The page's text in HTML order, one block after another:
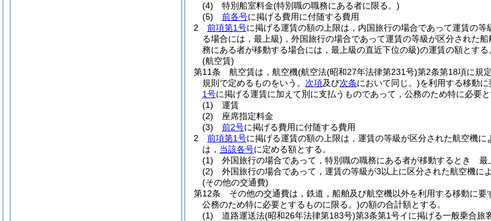
(4)
特別船室料金(特別職の職務にある者に限る。)
(5)
前各号に掲げる費用に付随する費用
2
前項第1号に掲げる運賃の額の上限は，内国旅行の場合であって運賃の
る場合には，最上級) ，外国旅行の場合であって運賃の等級が区分された
務にある者が移動する場合には，最上級の直近下位の級)の運賃の額とする
(航空賃)
第11条
航空賃は，航空機(航空法(昭和27年法律第231号)第2条第18項に規
規則で定めるものをいう。 次項及び次条において同じ。)を利用する移動
1号に掲げる運賃に加えて別に支払うものであって，公務のため特に必要
(1)
運賃
(2)
座席指定料金
(3)
前2号に掲げる費用に付随する費用
2
前項第1号に掲げる運賃の額の上限は，運賃の等級が区分された航空機に
は， 当該各号に定める額とする。
(1)
外国旅行の場合であって，特別職の職務にある者が移動するとき 最
(2)
外国旅行の場合であって，運賃の等級が3以上に区分された航空機
(その他の交通費)
第12条
その他の交通費は，鉄道，船舶及び航空機以外を利用する移動に
公務のため特に必要とするものに限る。)の額の合計額とする。
(1)
道路運送法(昭和26年法律第183号)第3条第1号イに掲げる一般乗合旅